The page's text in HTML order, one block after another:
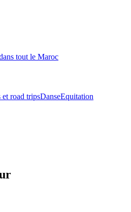
tout le Maroc
road tripsDanseEquitation